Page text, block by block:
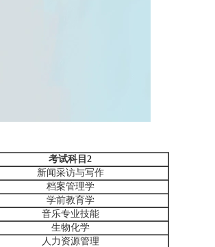
考试科目2
新闻采访与写作
档案管理学
学前教育学
音乐专业技能
生物化学
人力资源管理